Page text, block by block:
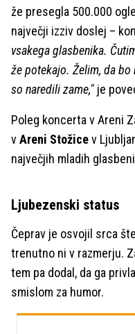
že presegla 500.000
največji izziv doslej –
vsakega glasbenika.
že potekajo. Želim, da bo
so naredili zame," je
Poleg koncerta v Areni
vAreni Stožicev
največjih mladih
Ljubezenski status
Čeprav je osvojil srca
trenutno ni v razmerju.
tem pa dodal, da ga
smislom za humor.